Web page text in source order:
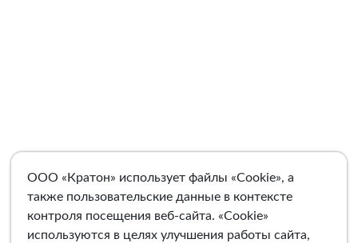
ООО «Кратон» использует файлы «Cookie», а
также пользовательские данные в контексте
контроля посещения веб-сайта. «Cookie»
используются в целях улучшения работы сайта,